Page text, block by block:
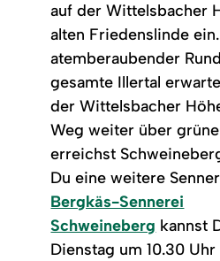
auf der Wittelsbacher
alten Friedenslinde
atemberaubender
gesamte Illertal
der Wittelsbacher
Weg weiter über
erreichst
Du eine weitere
Bergkäs-Sennerei
Schweineberg kannst
Dienstag um 10.30